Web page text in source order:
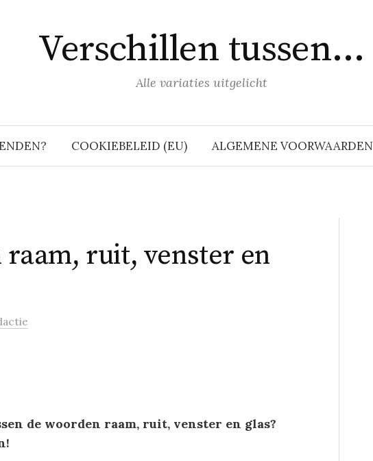
Verschillen tussen…
Alle variaties uitgelicht
COOKIEBELEID (EU) ALGEMENE VOORWAARDEN
raam, ruit, venster en
de woorden raam, ruit, venster en glas?